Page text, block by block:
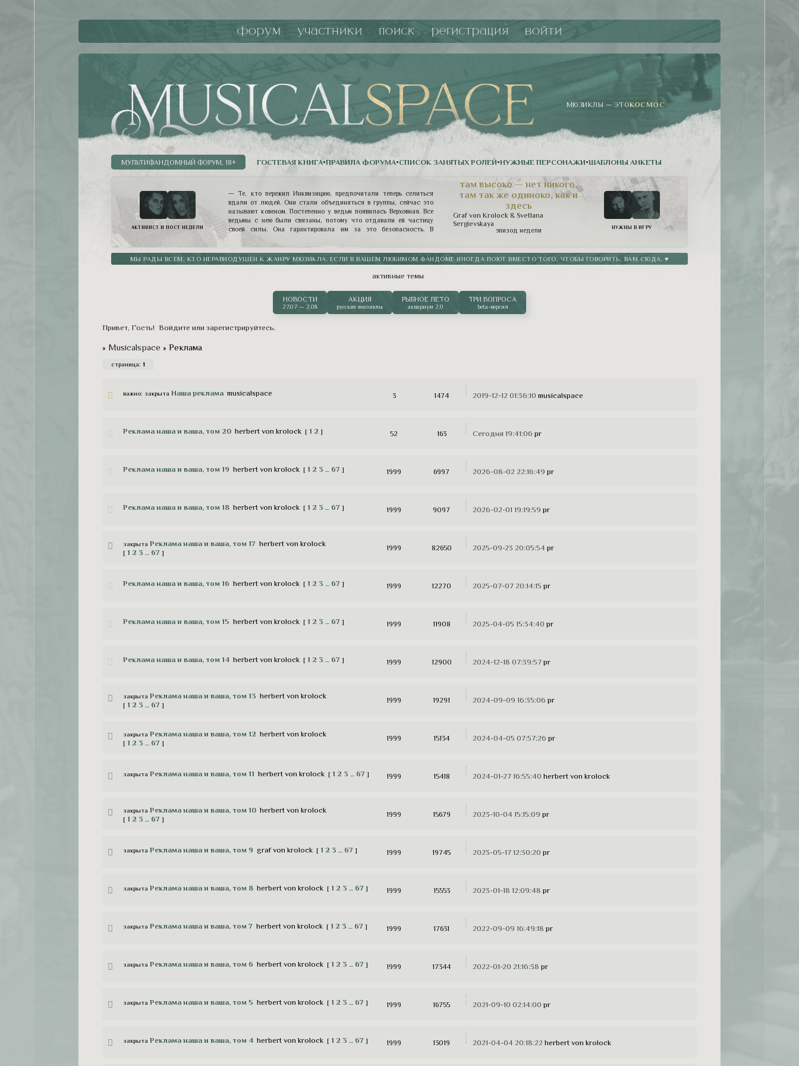
там высоко — нет никого,
там так же одиноко, как и
здесь
Graf von Krolock & Svetlana
Sergievskaya
эпизод недели
— Те, кто пережил Инквизицию, предпочитали теперь селиться
вдали от людей. Они стали объединяться в группы, сейчас это
называют ковеном. Постепенно у ведьм появилась Верховная. Все
ведьмы с нею были связаны, потому что отдавали ей частицу
своей силы. Она гарантировала им за это безопасность. В
разумных пределах, конечно. И значило все это, что она имеет
власть. Ведьмы ее слушают. Они обязаны ей подчиняться. При
такой четкой иерархии снова было восстановлено равновесие, и
Мессир, действительно, покровительствовал ведьмам. Гелла
срывает одинокий поникший колосок и зажимает его губами. Еще
НУЖНЫ В ИГРУ
АКТИВИСТ И ПОСТ НЕДЕЛИ
ГОСТЕВАЯ КНИГА•ПРАВИЛА ФОРУМА•СПИСОК ЗАНЯТЫХ РОЛЕЙ•НУЖНЫЕ ПЕРСОНАЖИ•ШАБЛОНЫ АНКЕТЫ
МУЛЬТИФАНДОМНЫЙ ФОРУМ, 18+
МЮЗИКЛЫ — ЭТОКОСМОС
МЫ РАДЫ ВСЕМ, КТО НЕРАВНОДУШЕН К ЖАНРУ МЮЗИКЛА. ЕСЛИ В ВАШЕМ ЛЮБИМОМ ФАНДОМЕ ИНОГДА ПОЮТ ВМЕСТО ТОГО, ЧТОБЫ ГОВОРИТЬ, ВАМ СЮДА. ♥
форум участники поиск регистрация войти
активные темы
НОВОСТИ
27.07 — 2.08
АКЦИЯ
русские мюзиклы
РЫБНОЕ ЛЕТО
аквариум 2.0
ТРИ ВОПРОСА
beta-версия
Привет, Гость! Войдите или зарегистрируйтесь.
» Musicalspace » Реклама
страница: 1
важно: закрыта Наша реклама musicalspace 3 1474 2019-12-12 01:36:10 musicalspace
Реклама наша и ваша, том 20 herbert von krolock [ 1 2 ] 52 163 Сегодня 19:41:06 pr
Реклама наша и ваша, том 19 herbert von krolock [ 1 2 3 67 ] 1999 6997 2026-08-02 22:16:49 pr
Реклама наша и ваша, том 18 herbert von krolock [ 1 2 3 67 ] 1999 9097 2026-02-01 19:19:59 pr
закрыта Реклама наша и ваша, том 17 herbert von krolock
[ 1 2 3 67 ]
1999 82650 2025-09-23 20:05:54 pr
Реклама наша и ваша, том 16 herbert von krolock [ 1 2 3 67 ] 1999 12270 2025-07-07 20:14:15 pr
Реклама наша и ваша, том 15 herbert von krolock [ 1 2 3 67 ] 1999 11908 2025-04-05 15:34:40 pr
Реклама наша и ваша, том 14 herbert von krolock [ 1 2 3 67 ] 1999 12900 2024-12-18 07:39:57 pr
закрыта Реклама наша и ваша, том 13 herbert von krolock
[ 1 2 3 67 ]
1999 19291 2024-09-09 16:35:06 pr
закрыта Реклама наша и ваша, том 12 herbert von krolock
[ 1 2 3 67 ]
1999 15134 2024-04-05 07:57:26 pr
закрыта Pеклама наша и ваша, том 11 herbert von krolock [ 1 2 3 67 ] 1999 15418 2024-01-27 16:55:40 herbert von krolock
закрыта Pеклама наша и ваша, том 10 herbert von krolock
[ 1 2 3 67 ]
1999 15679 2023-10-04 15:15:09 pr
закрыта Реклама наша и ваша, том 9 graf von krolock [ 1 2 3 67 ] 1999 19745 2023-05-17 12:30:20 pr
закрыта Реклама наша и ваша, том 8 herbert von krolock [ 1 2 3 67 ] 1999 15553 2023-01-18 12:09:48 pr
закрыта Реклама наша и ваша, том 7 herbert von krolock [ 1 2 3 67 ] 1999 17631 2022-09-09 16:49:18 pr
закрыта Реклама наша и ваша, том 6 herbert von krolock [ 1 2 3 67 ] 1999 17344 2022-01-20 21:16:38 pr
закрыта Реклама наша и ваша, том 5 herbert von krolock [ 1 2 3 67 ] 1999 16755 2021-09-10 02:14:00 pr
закрыта Реклама наша и ваша, том 4 herbert von krolock [ 1 2 3 67 ] 1999 13019 2021-04-04 20:18:22 herbert von krolock